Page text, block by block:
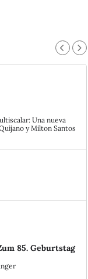
Una nueva
y Milton Santos
85. Geburtstag